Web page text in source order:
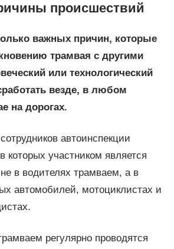
происшествий
важных причин, которые
трамвая с другими
или технологический
везде, в любом
на дорогах.
автоинспекции
участником является
в водителях трамваем, а в
автомобилей, мотоциклистах и
регулярно проводятся